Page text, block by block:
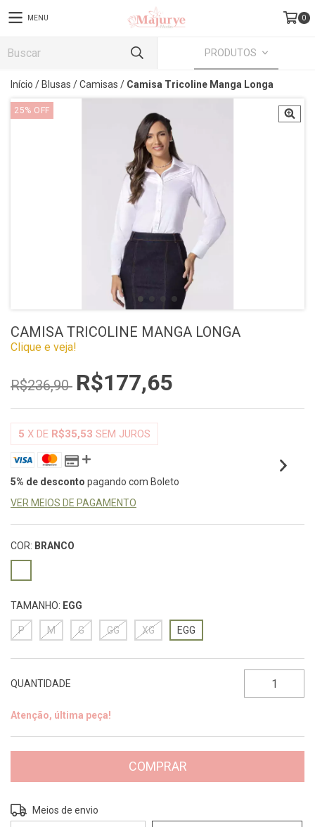
MENU 0
PRODUTOS
Início / Blusas /Camisas / Camisa Tricoline Manga Longa
25% OFF
CAMISA TRICOLINE MANGA LONGA
Clique e veja!
R$236,90 R$177,65
5 X DE R$35,53 SEM JUROS
5% de desconto pagando com Boleto
VER MEIOS DE PAGAMENTO
COR: BRANCO
TAMANHO: EGG
P M G GG XG EGG
QUANTIDADE
Atenção, última peça!
Entregas para o CEP:
Meios de envio